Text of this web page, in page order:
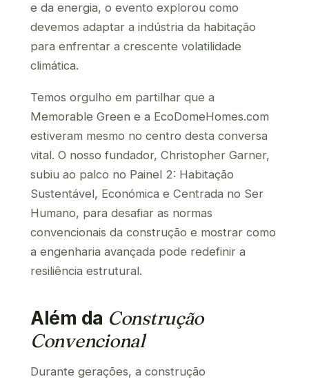
e da energia, o evento explorou como
devemos adaptar a indústria da habitação
para enfrentar a crescente volatilidade
climática.
Temos orgulho em partilhar que a
Memorable Green e a EcoDomeHomes.com
estiveram mesmo no centro desta conversa
vital. O nosso fundador, Christopher Garner,
subiu ao palco no Painel 2: Habitação
Sustentável, Económica e Centrada no Ser
Humano, para desafiar as normas
convencionais da construção e mostrar como
a engenharia avançada pode redefinir a
resiliência estrutural.
Além da Construção
Convencional
Durante gerações, a construção